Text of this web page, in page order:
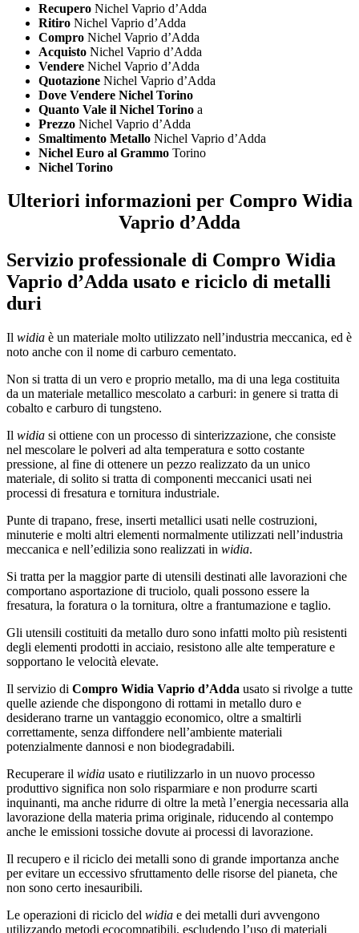
Recupero Nichel Vaprio d’Adda
Ritiro Nichel Vaprio d’Adda
Compro Nichel Vaprio d’Adda
Acquisto Nichel Vaprio d’Adda
Vendere Nichel Vaprio d’Adda
Quotazione Nichel Vaprio d’Adda
Dove Vendere Nichel Torino
Quanto Vale il Nichel Torino a
Prezzo Nichel Vaprio d’Adda
Smaltimento Metallo Nichel Vaprio d’Adda
Nichel Euro al Grammo Torino
Nichel Torino
Ulteriori informazioni per Compro Widia
Vaprio d’Adda
Servizio professionale di Compro Widia
Vaprio d’Adda usato e riciclo di metalli
duri
Il widia è un materiale molto utilizzato nell’industria meccanica, ed è
noto anche con il nome di carburo cementato.
Non si tratta di un vero e proprio metallo, ma di una lega costituita
da un materiale metallico mescolato a carburi: in genere si tratta di
cobalto e carburo di tungsteno.
Il widia si ottiene con un processo di sinterizzazione, che consiste
nel mescolare le polveri ad alta temperatura e sotto costante
pressione, al fine di ottenere un pezzo realizzato da un unico
materiale, di solito si tratta di componenti meccanici usati nei
processi di fresatura e tornitura industriale.
Punte di trapano, frese, inserti metallici usati nelle costruzioni,
minuterie e molti altri elementi normalmente utilizzati nell’industria
meccanica e nell’edilizia sono realizzati in widia.
Si tratta per la maggior parte di utensili destinati alle lavorazioni che
comportano asportazione di truciolo, quali possono essere la
fresatura, la foratura o la tornitura, oltre a frantumazione e taglio.
Gli utensili costituiti da metallo duro sono infatti molto più resistenti
degli elementi prodotti in acciaio, resistono alle alte temperature e
sopportano le velocità elevate.
Il servizio di Compro Widia Vaprio d’Adda usato si rivolge a tutte
quelle aziende che dispongono di rottami in metallo duro e
desiderano trarne un vantaggio economico, oltre a smaltirli
correttamente, senza diffondere nell’ambiente materiali
potenzialmente dannosi e non biodegradabili.
Recuperare il widia usato e riutilizzarlo in un nuovo processo
produttivo significa non solo risparmiare e non produrre scarti
inquinanti, ma anche ridurre di oltre la metà l’energia necessaria alla
lavorazione della materia prima originale, riducendo al contempo
anche le emissioni tossiche dovute ai processi di lavorazione.
Il recupero e il riciclo dei metalli sono di grande importanza anche
per evitare un eccessivo sfruttamento delle risorse del pianeta, che
non sono certo inesauribili.
Le operazioni di riciclo del widia e dei metalli duri avvengono
utilizzando metodi ecocompatibili, escludendo l’uso di materiali